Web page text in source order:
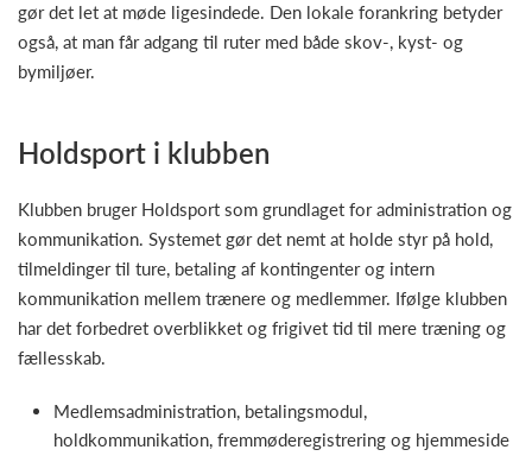
gør det let at møde ligesindede. Den lokale forankring betyder
også, at man får adgang til ruter med både skov-, kyst- og
bymiljøer.
Holdsport i klubben
Klubben bruger Holdsport som grundlaget for administration og
kommunikation. Systemet gør det nemt at holde styr på hold,
tilmeldinger til ture, betaling af kontingenter og intern
kommunikation mellem trænere og medlemmer. Ifølge klubben
har det forbedret overblikket og frigivet tid til mere træning og
fællesskab.
Medlemsadministration, betalingsmodul,
holdkommunikation, fremmøderegistrering og hjemmeside